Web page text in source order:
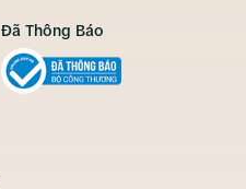
Đã Thông Báo